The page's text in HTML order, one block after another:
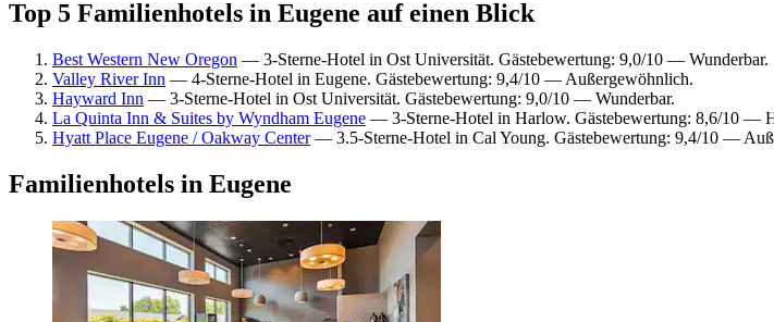
Top 5 Familienhotels in Eugene auf einen Blick
Best Western New Oregon — 3-Sterne-Hotel in Ost Universität. Gästebewertung: 9,0/10 — Wunderbar.
Valley River Inn — 4-Sterne-Hotel in Eugene. Gästebewertung: 9,4/10 — Außergewöhnlich.
Hayward Inn — 3-Sterne-Hotel in Ost Universität. Gästebewertung: 9,0/10 — Wunderbar.
La Quinta Inn & Suites by Wyndham Eugene — 3-Sterne-Hotel in Harlow. Gästebewertung: 8,6/10 —
Hyatt Place Eugene / Oakway Center— 3.5-Sterne-Hotel in Cal Young. Gästebewertung: 9,4/10 —
Familienhotels in Eugene